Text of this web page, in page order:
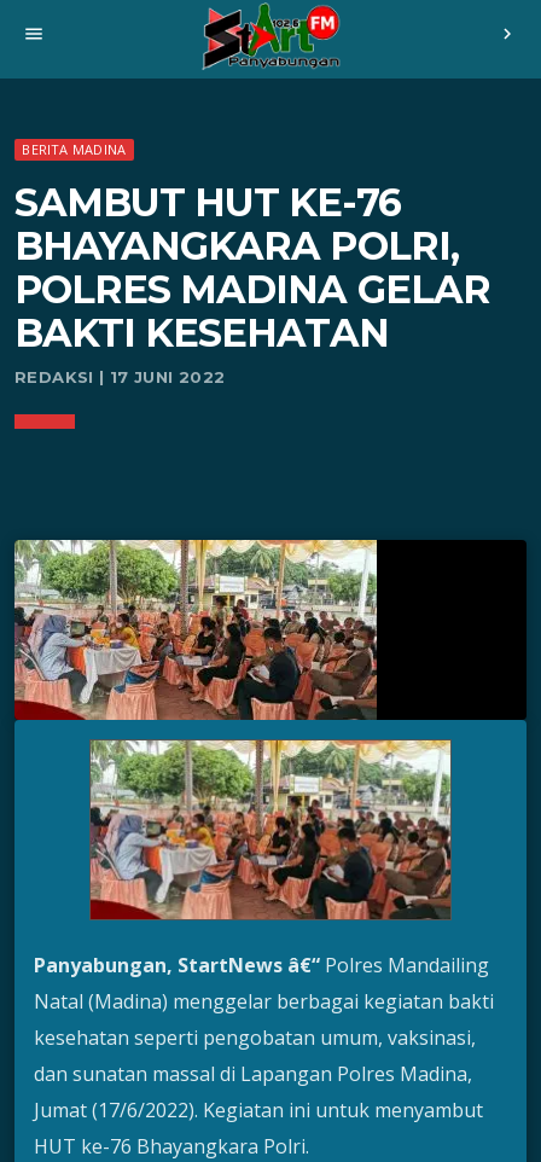
menu chevron_right
BERITA MADINA
SAMBUT HUT KE-76
BHAYANGKARA POLRI,
POLRES MADINA GELAR
BAKTI KESEHATAN
REDAKSI | 17 JUNI 2022
Panyabungan, StartNews â€“ Polres Mandailing
Natal (Madina) menggelar berbagai kegiatan bakti
kesehatan seperti pengobatan umum, vaksinasi,
dan sunatan massal di Lapangan Polres Madina,
Jumat (17/6/2022). Kegiatan ini untuk menyambut
HUT ke-76 Bhayangkara Polri.